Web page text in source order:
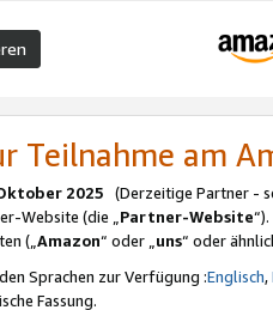
Teilnahme am
2025 (Derzeitige Partner -
Website (die „Partner-Website
(„Amazon“ oder „uns“ oder
Sprachen zur Verfügung :Englisch,
Fassung.